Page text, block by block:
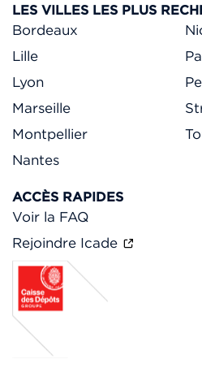
LES VILLES LES PLUS
Bordeaux
Lille
Lyon
Marseille
Montpellier
Nantes
ACCÈS RAPIDES
Voir la FAQ
Rejoindre Icade